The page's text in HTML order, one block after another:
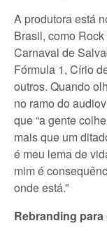
A produtora está
Brasil, como
Carnaval de
Fórmula 1, Círio
outros. Quando
no ramo do
que “a gente
mais que um
é meu lema de
mim é
onde está.”
Rebranding